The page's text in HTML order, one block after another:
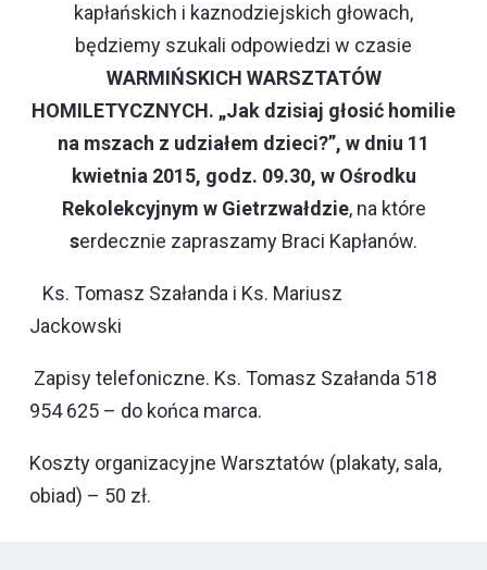
kapłańskich i kaznodziejskich głowach,
będziemy szukali odpowiedzi w czasie
WARMIŃSKICH WARSZTATÓW
HOMILETYCZNYCH. „Jak dzisiaj głosić homilie
na mszach z udziałem dzieci?”, w dniu 11
kwietnia 2015, godz. 09.30, w Ośrodku
Rekolekcyjnym w Gietrzwałdzie, na które
serdecznie zapraszamy Braci Kapłanów.
Ks. Tomasz Szałanda i Ks. Mariusz
Jackowski
Zapisy telefoniczne. Ks. Tomasz Szałanda 518
954 625 – do końca marca.
Koszty organizacyjne Warsztatów (plakaty, sala,
obiad) – 50 zł.